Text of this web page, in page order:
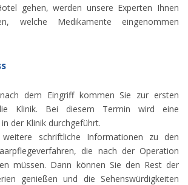
gehen, werden unsere Experten Ihnen
welche Medikamente eingenommen
dem Eingriff kommen Sie zur ersten
Klinik. Bei diesem Termin wird eine
der Klinik durchgeführt.
schriftliche Informationen zu den
die nach der Operation
müssen. Dann können Sie den Rest der
genießen und die Sehenswürdigkeiten